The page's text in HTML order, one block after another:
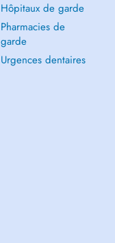
Hôpitaux de garde
Pharmacies de
garde
Urgences dentaires